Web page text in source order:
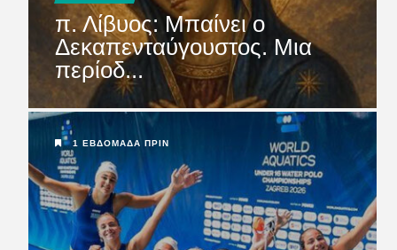
π. Λίβυος: Μπαίνει ο
Δεκαπενταύγουστος. Μια
περίοδ...
1 ΕΒΔΟΜΆΔΑ ΠΡΙΝ